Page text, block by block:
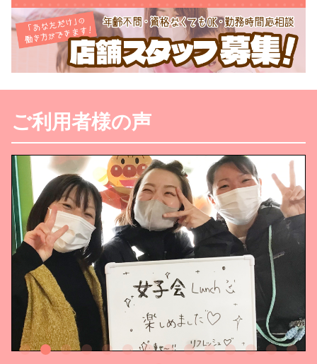
時一本の電話で横柄に上から 「○○の
利用状況教えて」って言われてさ、
わかりましたー♡って教える施設って
あるの？？ なんならスタッフさんが
きちんとマニュアル通りに 店頭では
無理、本部に問い合わせてと言ったら
ちのかわいこちゃんに何してくれてん
て、 どれもがそれはもうひどかった
からです。 もちろん児相に関わる全
ての職員さんがそうとは 思っていま
せん。 熱量があり、心から児童と保
護者の力になりたい、 助けになりた
いと思ってる方もいらっしゃると 思
います。 でもね、そもそもこのご時
世でも電話一本で個人情報 開示しろ
と上から言う。出来ないと言えば怒鳴
るような 人が組織にいて、どうやっ
て寄り添うんだろう。 私の人生で震
えるほどの怒りって片手くらいあるけ
ど、 そのうちのひとつ。児相。 1人の
命を預かるという重圧を24時間365日
と同じくらい神話です。 こうのとり
が子ども運んでくれたのと同
な、 つまり「ないないない
す。 特に新米ママが悩むひとつに母
乳神話がありますね？ 母乳
なくて悩むママたくさんいま
の子のためにって思うから
もわかる。 でもミルクだって全然い
い。 だって、だってよ？ 私たち現場
でたーーーーーくさんのお子
お、この子ミルクー、 はい
子混合ですーーー って見ても接して
もわかんないよ？？ 絶対わからんで
す。そんなことより大事にし
良いのはママのメンタルです。
は追々詳しくお伝えします。 子ども
が大人になって指しゃぶり
こで 初めて「おや？」って
ご利用者様の声